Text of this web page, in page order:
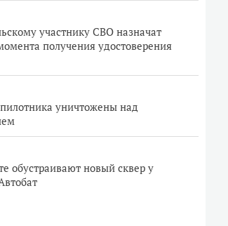
участнику СВО назначат
получения удостоверения
уничтожены над
обустраивают новый сквер у